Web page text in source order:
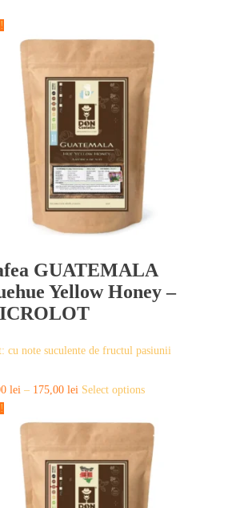
GUATEMALA
Yellow Honey –
cu note suculente de fructul pasiunii
lei – 175,00 lei Select optionsThis
has
multiple
variants.
The
options